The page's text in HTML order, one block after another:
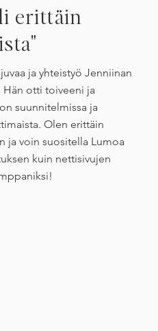
erittäin
ja yhteistyö Jenniinan
Hän otti toiveeni ja
suunnitelmissa ja
Olen erittäin
ja voin suositella Lumoa
kuin nettisivujen